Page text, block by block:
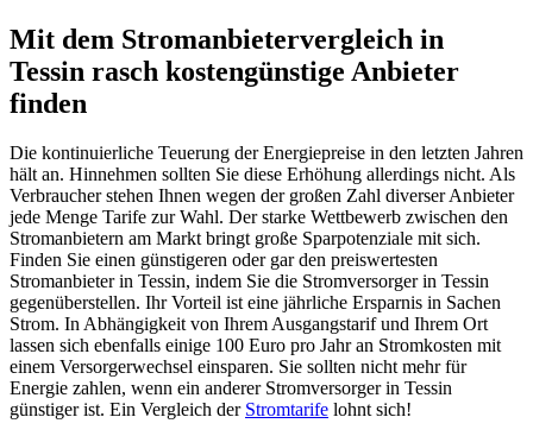
Mit dem Stromanbietervergleich in
Tessin rasch kostengünstige Anbieter
finden
Die kontinuierliche Teuerung der Energiepreise in den letzten Jahren
hält an. Hinnehmen sollten Sie diese Erhöhung allerdings nicht. Als
Verbraucher stehen Ihnen wegen der großen Zahl diverser Anbieter
jede Menge Tarife zur Wahl. Der starke Wettbewerb zwischen den
Stromanbietern am Markt bringt große Sparpotenziale mit sich.
Finden Sie einen günstigeren oder gar den preiswertesten
Stromanbieter in Tessin, indem Sie die Stromversorger in Tessin
gegenüberstellen. Ihr Vorteil ist eine jährliche Ersparnis in Sachen
Strom. In Abhängigkeit von Ihrem Ausgangstarif und Ihrem Ort
lassen sich ebenfalls einige 100 Euro pro Jahr an Stromkosten mit
einem Versorgerwechsel einsparen. Sie sollten nicht mehr für
Energie zahlen, wenn ein anderer Stromversorger in Tessin
günstiger ist. Ein Vergleich der Stromtarife lohnt sich!